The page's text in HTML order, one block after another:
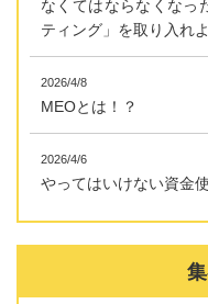
なくてはならなくなっ
ティング」を取り入れよ
2026/4/8
MEOとは！？
2026/4/6
やってはいけない資金